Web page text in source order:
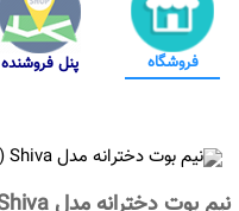
فروشگاه پنل فروشنده